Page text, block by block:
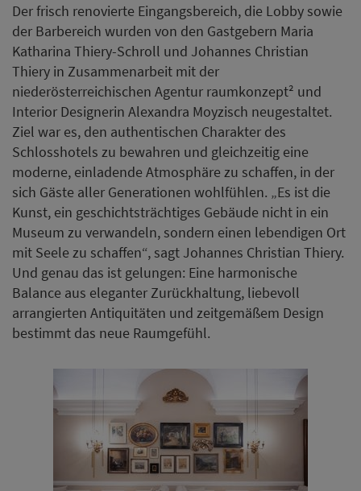
Der frisch renovierte Eingangsbereich, die Lobby sowie
der Barbereich wurden von den Gastgebern Maria
Katharina Thiery-Schroll und Johannes Christian
Thiery in Zusammenarbeit mit der
niederösterreichischen Agentur raumkonzept² und
Interior Designerin Alexandra Moyzisch neugestaltet.
Ziel war es, den authentischen Charakter des
Schlosshotels zu bewahren und gleichzeitig eine
moderne, einladende Atmosphäre zu schaffen, in der
sich Gäste aller Generationen wohlfühlen. „Es ist die
Kunst, ein geschichtsträchtiges Gebäude nicht in ein
Museum zu verwandeln, sondern einen lebendigen Ort
mit Seele zu schaffen“, sagt Johannes Christian Thiery.
Und genau das ist gelungen: Eine harmonische
Balance aus eleganter Zurückhaltung, liebevoll
arrangierten Antiquitäten und zeitgemäßem Design
bestimmt das neue Raumgefühl.